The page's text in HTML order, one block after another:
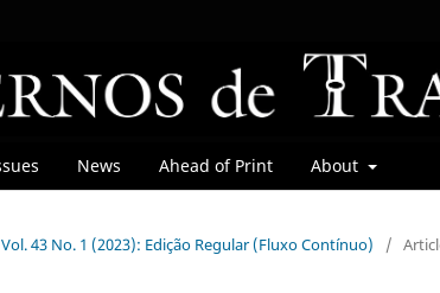
News Ahead of Print About
Vol. 43 No. 1 (2023): Edição Regular (Fluxo Contínuo) /